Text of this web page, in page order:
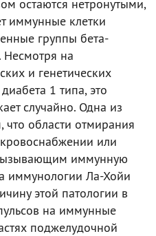
остаются нетронутыми,
иммунные клетки
группы бета-
Несмотря на
и генетических
1 типа, это
случайно. Одна из
что области отмирания
или
иммунную
иммунологии Ла-Хойи
этой патологии в
на иммунные
поджелудочной